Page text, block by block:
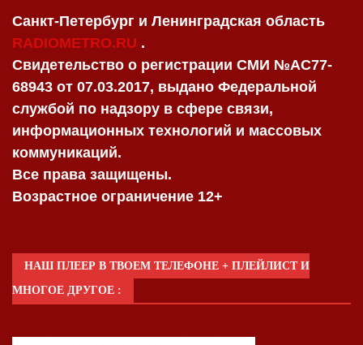
Санкт-Петербург и Ленинградская область
RADIOMETRO.RU .
Свидетельство о регистрации СМИ №AC77-
68943 от 07.03.2017, выдано Федеральной
службой по надзору в сфере связи,
информационных технологий и массовых
коммуникаций.
Все права защищены.
Возрастное ограничение 12+
НАШ ПЛЕЕР В ТВОЕМ ТЕЛЕФОНЕ + ПЛЕЙЛИСТ И
МНОГОЕ ДРУГОЕ :